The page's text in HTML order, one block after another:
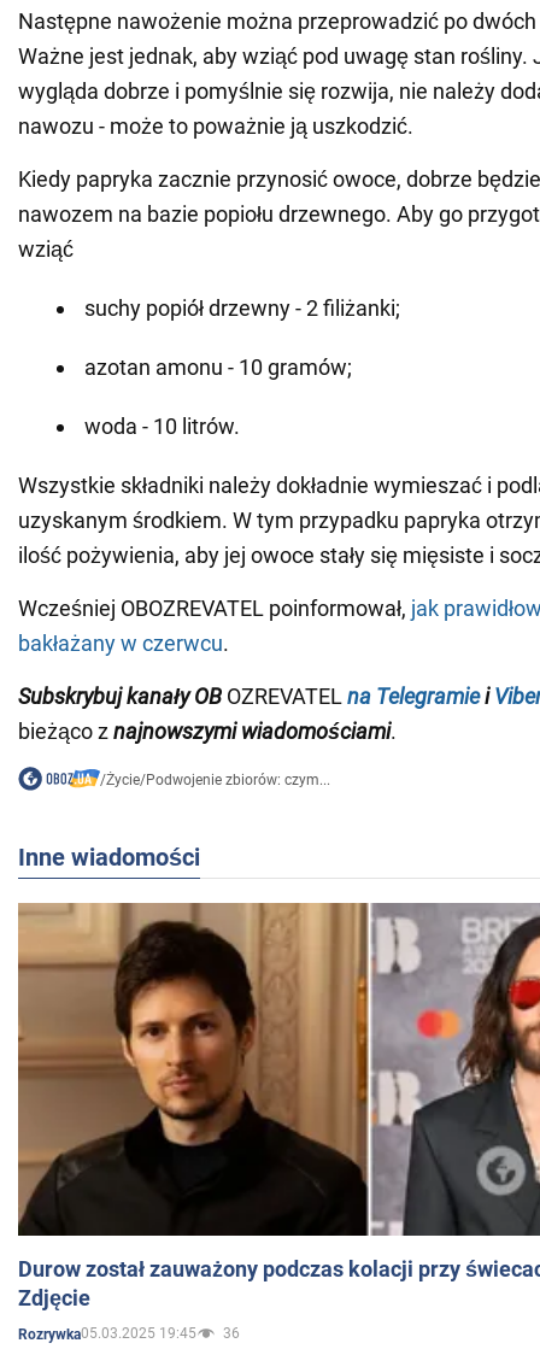
Następne nawożenie można przeprowadzić po
Ważne jest jednak, aby wziąć pod uwagę stan rośliny.
wygląda dobrze i pomyślnie się rozwija, nie należy
nawozu - może to poważnie ją uszkodzić.
Kiedy papryka zacznie przynosić owoce, dobrze
nawozem na bazie popiołu drzewnego. Aby go
wziąć
suchy popiół drzewny - 2 filiżanki;
azotan amonu - 10 gramów;
woda - 10 litrów.
Wszystkie składniki należy dokładnie wymieszać i
uzyskanym środkiem. W tym przypadku papryka
ilość pożywienia, aby jej owoce stały się mięsiste i
Wcześniej OBOZREVATEL poinformował, jak
bakłażany w czerwcu.
Subskrybuj kanały OB OZREVATELna Telegramiei
bieżąco znajnowszymi wiadomościami.
/Życie/Podwojenie zbiorów: czym...
Inne wiadomości
Durow został zauważony podczas kolacji przy
Zdjęcie
Rozrywka05.03.2025 19:45 36